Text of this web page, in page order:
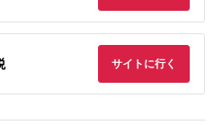
サイトに行く